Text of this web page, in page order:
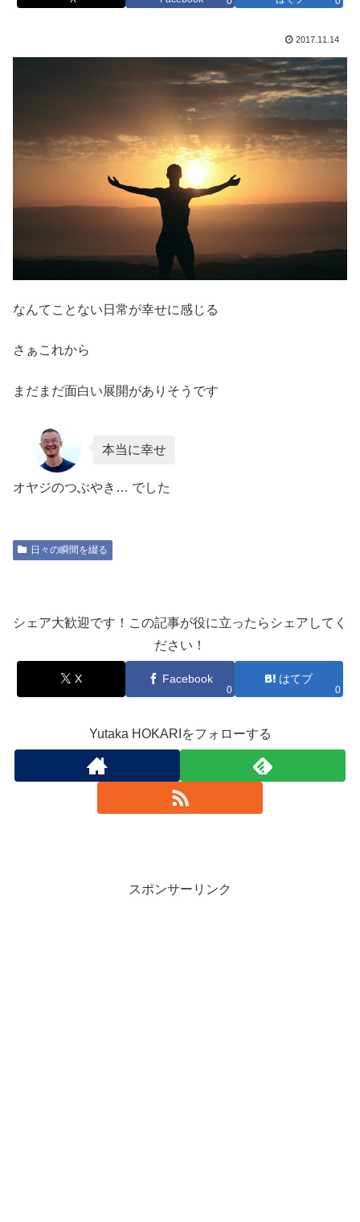
2017.11.14
なんてことない日常が幸せに感じる
さぁこれから
まだまだ面白い展開がありそうです
本当に幸せ
オヤジのつぶやき… でした
日々の瞬間を綴る
シェア大歓迎です！この記事が役に立ったらシェアしてく
ださい！
X Facebook
0
はてブ
0
Yutaka HOKARIをフォローする
スポンサーリンク